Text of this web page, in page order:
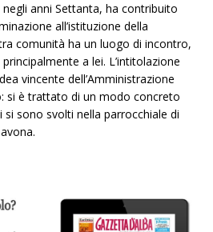
anni Settanta, ha contribuito
all’istituzione della
comunità ha un luogo di incontro,
a lei. L’intitolazione
vincente dell’Amministrazione
si è trattato di un modo concreto
si sono svolti nella parrocchiale di